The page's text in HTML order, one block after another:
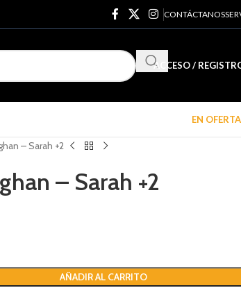
CONTÁCTANOS
ACCESO /
EN OFERTA
– Sarah +2
– Sarah +2
AÑADIR AL CARRITO